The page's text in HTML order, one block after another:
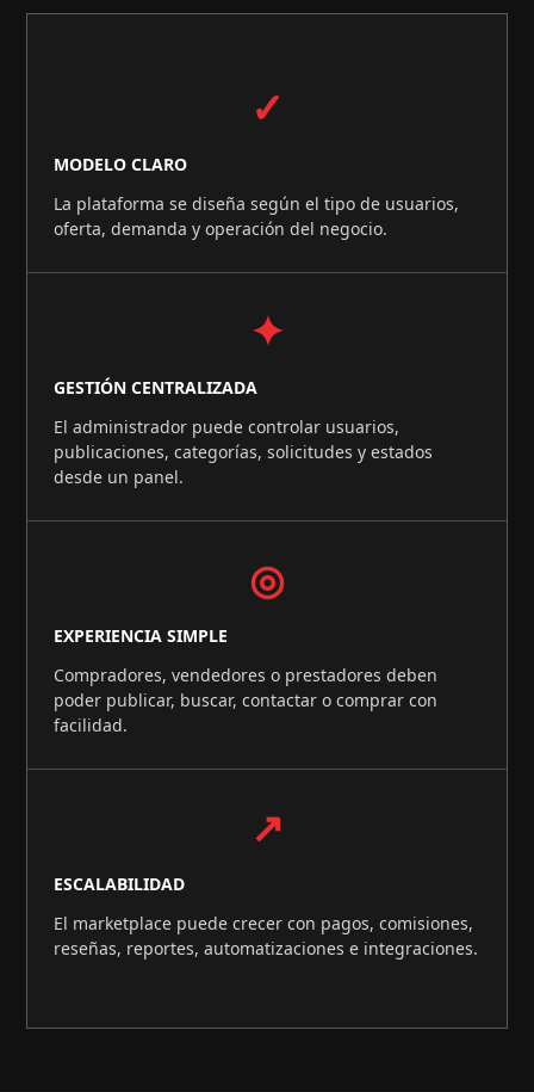
✓
MODELO CLARO
La plataforma se diseña según el tipo de usuarios,
oferta, demanda y operación del negocio.
✦
GESTIÓN CENTRALIZADA
El administrador puede controlar usuarios,
publicaciones, categorías, solicitudes y estados
desde un panel.
◎
EXPERIENCIA SIMPLE
Compradores, vendedores o prestadores deben
poder publicar, buscar, contactar o comprar con
facilidad.
↗
ESCALABILIDAD
El marketplace puede crecer con pagos, comisiones,
reseñas, reportes, automatizaciones e integraciones.